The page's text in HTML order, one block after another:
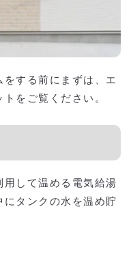
する前にまずは、エ
をご覧ください。
して温める電気給湯
タンクの水を温め貯